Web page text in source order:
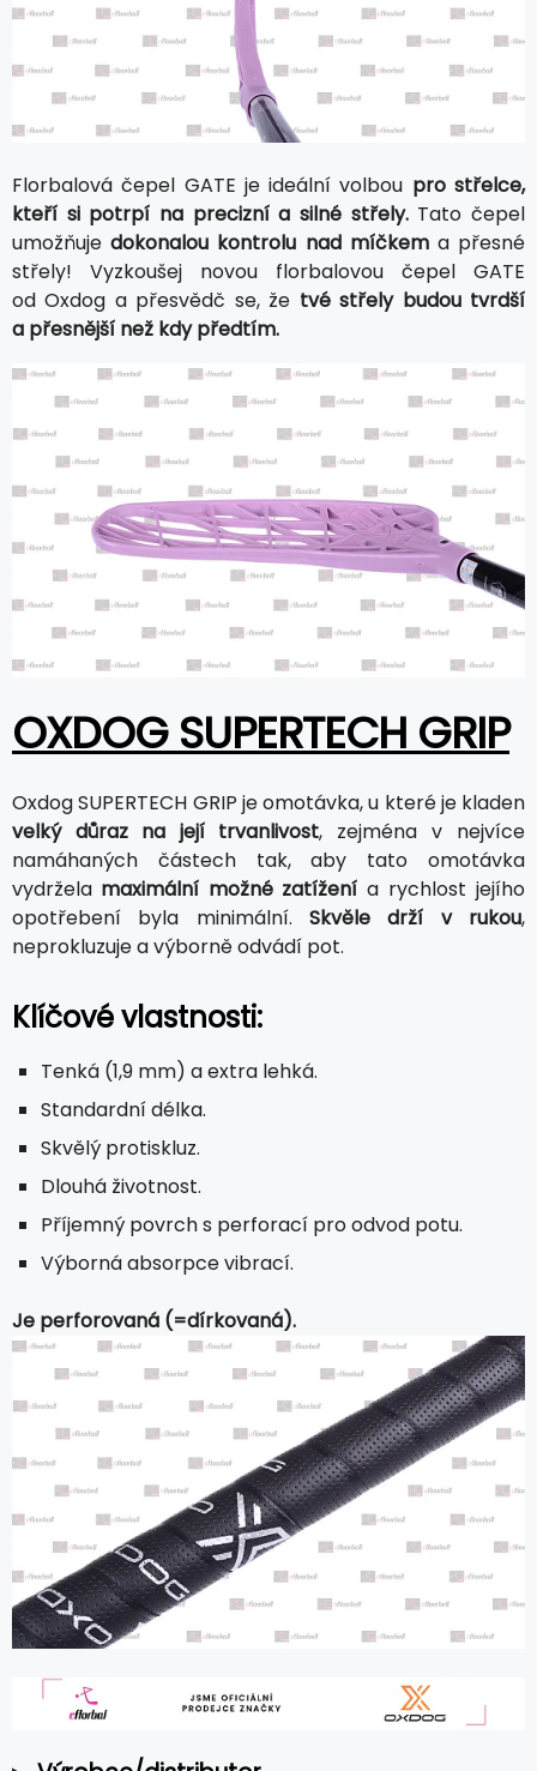
Florbalová čepel GATE je ideální volbou pro střelce,
kteří si potrpí na precizní a silné střely.Tato čepel
umožňujedokonalou kontrolu nad míčkema přesné
střely! Vyzkoušej novou florbalovou čepel GATE
od Oxdog a přesvědč se, že tvé střely budou tvrdší
a přesnější než kdy předtím.
OXDOG SUPERTECH GRIP
Oxdog SUPERTECH GRIP je omotávka, u které je kladen
velký důraz na její trvanlivost, zejména v nejvíce
namáhaných částech tak, aby tato omotávka
vydržela maximální možné zatížení a rychlost jejího
opotřebení byla minimální. Skvěle drží v rukou,
neprokluzuje a výborně odvádí pot.
Klíčové vlastnosti:
Tenká (1,9 mm) a extra lehká.
Standardní délka.
Skvělý protiskluz.
Dlouhá životnost.
Příjemný povrch s perforací pro odvod potu.
Výborná absorpce vibrací.
Je perforovaná (=dírkovaná).